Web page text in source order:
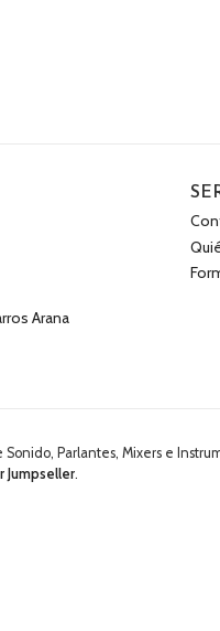
Arana
Parlantes, Mixers e
Jumpseller.